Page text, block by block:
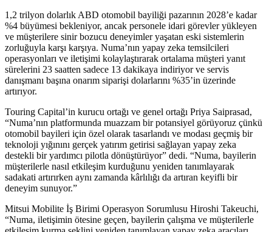
1,2 trilyon dolarlık ABD otomobil bayiliği pazarının 2028’e kadar
%4 büyümesi bekleniyor, ancak personele idari görevler yükleyen
ve müşterilere sinir bozucu deneyimler yaşatan eski sistemlerin
zorluğuyla karşı karşıya. Numa’nın yapay zeka temsilcileri
operasyonları ve iletişimi kolaylaştırarak ortalama müşteri yanıt
sürelerini 23 saatten sadece 13 dakikaya indiriyor ve servis
danışmanı başına onarım siparişi dolarlarını %35’in üzerinde
artırıyor.
Touring Capital’in kurucu ortağı ve genel ortağı Priya Saiprasad,
“Numa’nın platformunda muazzam bir potansiyel görüyoruz çünkü
otomobil bayileri için özel olarak tasarlandı ve modası geçmiş bir
teknoloji yığınını gerçek yatırım getirisi sağlayan yapay zeka
destekli bir yardımcı pilotla dönüştürüyor” dedi. “Numa, bayilerin
müşterilerle nasıl etkileşim kurduğunu yeniden tanımlayarak
sadakati artırırken aynı zamanda kârlılığı da artıran keyifli bir
deneyim sunuyor.”
Mitsui Mobilite İş Birimi Operasyon Sorumlusu Hiroshi Takeuchi,
“Numa, iletişimin ötesine geçen, bayilerin çalışma ve müşterilerle